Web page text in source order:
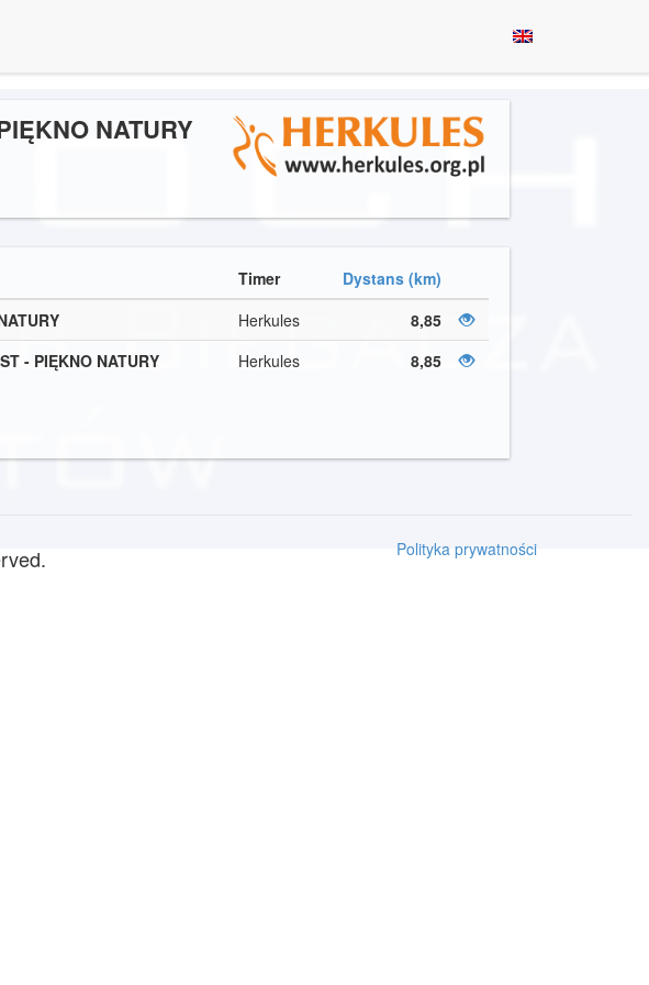
NATURY
Timer
Dystans (km)
Herkules
8,85
- PIĘKNO NATURY Herkules 8,85
Polityka prywatności